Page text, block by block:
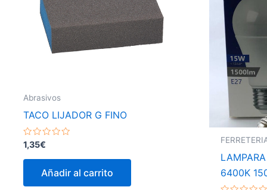
Abrasivos
TACO LIJADOR G FINO
Valorado
con
0
1,35€
Añadir al carrito
6400K